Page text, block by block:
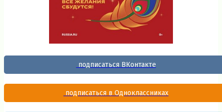
подписаться ВКонтакте
подписаться в Одноклассниках